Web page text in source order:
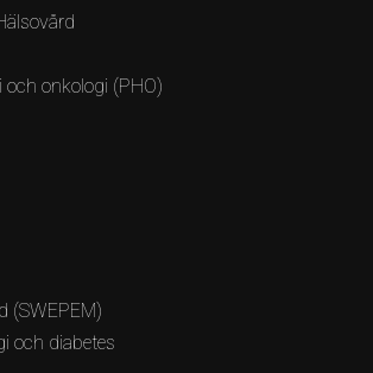
onkologi (PHO)
(SWEPEM)
och diabetes